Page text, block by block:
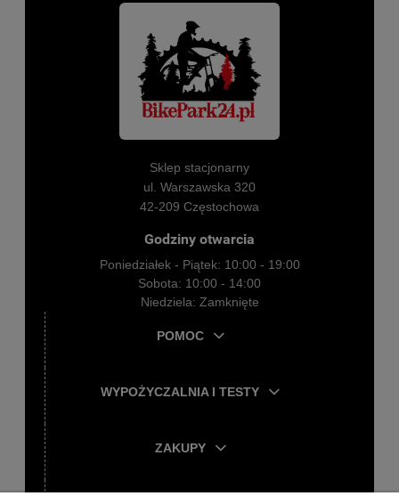
Sklep stacjonarny
ul. Warszawska 320
42-209 Częstochowa
Godziny otwarcia
Poniedziałek - Piątek: 10:00 - 19:00
Sobota: 10:00 - 14:00
Niedziela: Zamknięte
POMOC
WYPOŻYCZALNIA I TESTY
ZAKUPY